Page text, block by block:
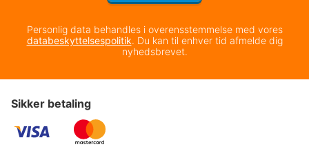
Personlig data behandles i overensstemmelse med vores
databeskyttelsespolitik. Du kan til enhver tid afmelde dig
nyhedsbrevet.
Sikker betaling